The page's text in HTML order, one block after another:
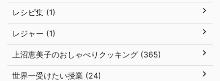
レシピ集 (1)
レジャー (1)
上沼恵美子のおしゃべりクッキング (365)
世界一受けたい授業 (24)